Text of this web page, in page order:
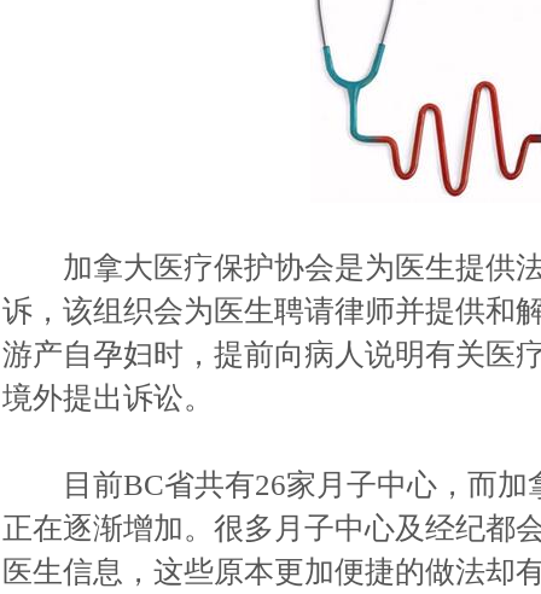
加拿大医疗保护协会是为医生提供
诉，该组织会为医生聘请律师并提供和
游产自孕妇时，提前向病人说明有关医
境外提出诉讼。
目前BC省共有26家月子中心，而加
正在逐渐增加。很多月子中心及经纪都
医生信息，这些原本更加便捷的做法却